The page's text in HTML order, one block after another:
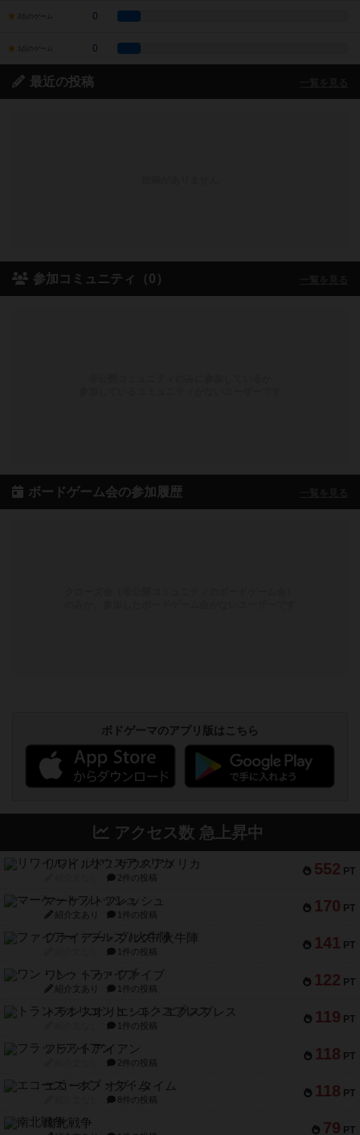
2点のゲーム 0
1点のゲーム 0
最近の投稿
参加コミュニティ（0）
ボードゲーム会の参加履歴
ボドゲーマのアプリ版はこちら
アクセス数 急上昇中
552 PT
リワイルド：サウスアメリカ
2件の投稿
170 PT
マーケットフレッシュ
紹介文あり 1件の投稿
141 PT
ファイアー・ブルズ / 火牛陣
1件の投稿
122 PT
ワン・トゥ・ファイブ
紹介文あり 1件の投稿
119 PT
トランスオリエント・エクスプレス
1件の投稿
118 PT
フラットアイアン
2件の投稿
118 PT
エコーズ・オブ・タイム
8件の投稿
79 PT
南北戦争